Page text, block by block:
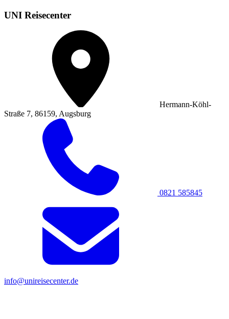
UNI Reisecenter
Hermann-Köhl-
Straße 7, 86159, Augsburg
0821 585845
info@unireisecenter.de